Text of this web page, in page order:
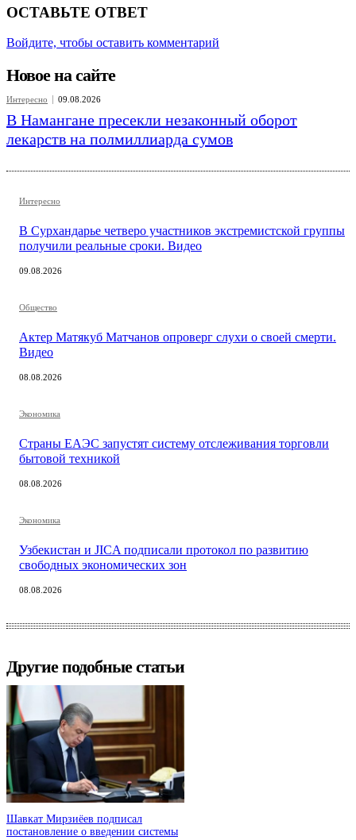
ОСТАВЬТЕ ОТВЕТ
Войдите, чтобы оставить комментарий
Новое на сайте
Интересно 09.08.2026
В Намангане пресекли незаконный оборот
лекарств на полмиллиарда сумов
Интересно
В Сурхандарье четверо участников экстремистской группы
получили реальные сроки. Видео
09.08.2026
Общество
Актер Матякуб Матчанов опроверг слухи о своей смерти.
Видео
08.08.2026
Экономика
Страны ЕАЭС запустят систему отслеживания торговли
бытовой техникой
08.08.2026
Экономика
Узбекистан и JICA подписали протокол по развитию
свободных экономических зон
08.08.2026
Другие подобные статьи
Шавкат Мирзиёев подписал
постановление о введении системы